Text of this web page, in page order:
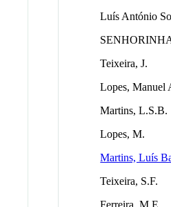
Luís António
Teixeira, J.
Lopes, Manuel
Martins, L.S.B.
Lopes, M.
Martins, Luís
Teixeira, S.F.